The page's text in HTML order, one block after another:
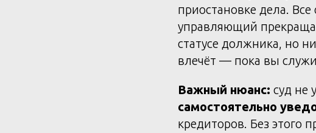
приостановке дела.
управляющий
статусе должника, но
влечёт — пока вы
Важный нюанс: суд не
самостоятельно
кредиторов. Без этого